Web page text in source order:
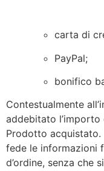
carta di
PayPal;
bonifico
Contestualmente
addebitato
Prodotto acquistato.
fede le informazioni
d’ordine, senza che